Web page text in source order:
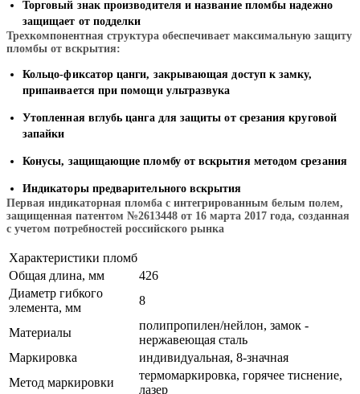
Торговый знак производителя и название пломбы надежно
защищает от подделки
Трехкомпонентная структура обеспечивает максимальную защиту
пломбы от вскрытия:
Кольцо-фиксатор цанги, закрывающая доступ к замку,
припаивается при помощи ультразвука
Утопленная вглубь цанга для защиты от срезания круговой
запайки
Конусы, защищающие пломбу от вскрытия методом срезания
Индикаторы предварительного вскрытия
Первая индикаторная пломба с интегрированным белым полем,
защищенная патентом №2613448 от 16 марта 2017 года, созданная
с учетом потребностей российского рынка
Характеристики пломб
Общая длина, мм
426
Диаметр гибкого
элемента, мм
8
Материалы
полипропилен/нейлон, замок -
нержавеющая сталь
Маркировка
индивидуальная, 8-значная
Метод маркировки
термомаркировка, горячее тиснение,
лазер